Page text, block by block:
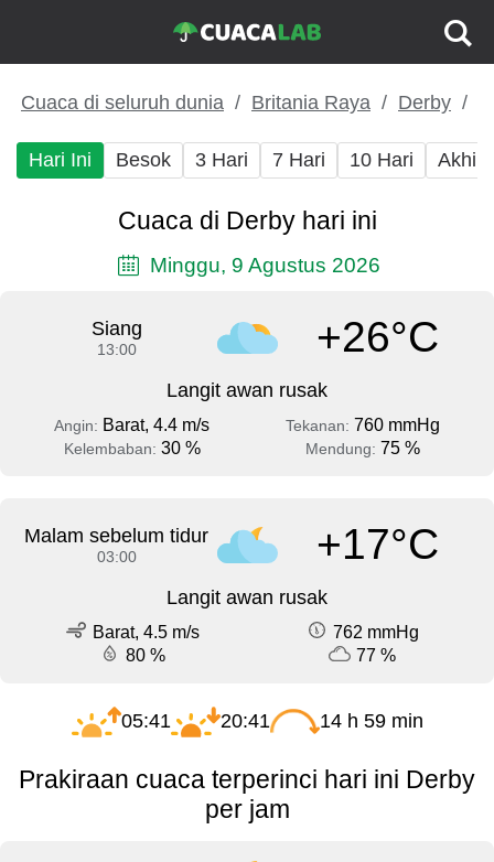
Cuaca di seluruh dunia Britania Raya Derby
Hari Ini Besok 3 Hari 7 Hari 10 Hari Akhir
Cuaca di Derby hari ini
Minggu, 9 Agustus 2026
Siang
13:00 +26°C
Langit awan rusak
Angin: Barat, 4.4 m/s Tekanan: 760 mmHg
Kelembaban: 30 % Mendung: 75 %
Malam sebelum tidur
03:00 +17°C
Langit awan rusak
Barat, 4.5 m/s
762 mmHg
80 %
77 %
05:41 20:41 14 h 59 min
Prakiraan cuaca terperinci hari ini Derby
per jam